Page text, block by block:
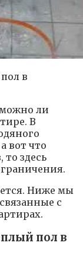
в
ли
В
вот что
здесь
Ниже мы
с
пол в